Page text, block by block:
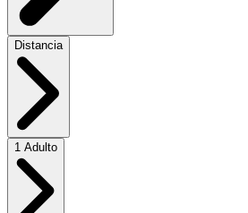
Distancia
1 Adulto